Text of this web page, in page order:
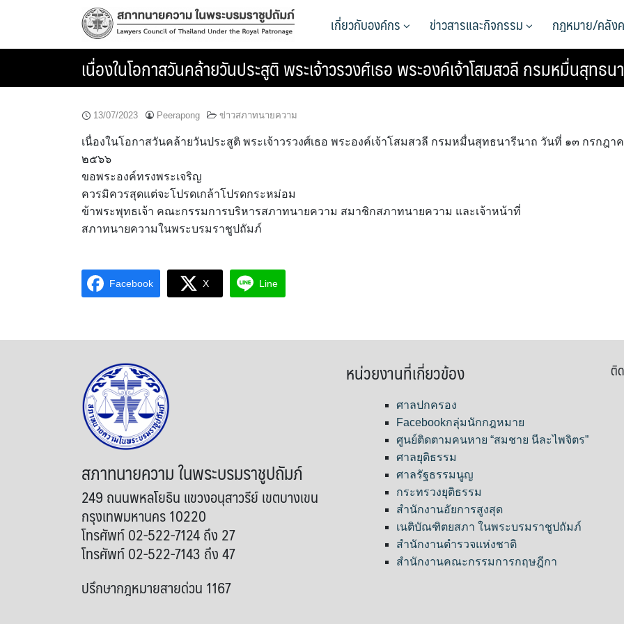
เกี่ยวกับองค์กร ข่าวสารและกิจกรรม กฎหมาย/คลัง
เนื่องในโอกาสวันคล้ายวันประสูติ พระเจ้าวรวงศ์เธอ พระองค์เจ้าโสมสวลี กรมหมื่นสุทธน
13/07/2023 Peerapong ข่าวสภาทนายความ
เนื่องในโอกาสวันคล้ายวันประสูติ พระเจ้าวรวงศ์เธอ พระองค์เจ้าโสมสวลี กรมหมื่นสุทธนารีนาถ วันที่ ๑๓ กรกฎา
๒๕๖๖
ขอพระองค์ทรงพระเจริญ
ควรมิควรสุดแต่จะโปรดเกล้าโปรดกระหม่อม
ข้าพระพุทธเจ้า คณะกรรมการบริหารสภาทนายความ สมาชิกสภาทนายความ และเจ้าหน้าที่
สภาทนายความในพระบรมราชูปถัมภ์
Facebook X Line
สภาทนายความ ในพระบรมราชูปถัมภ์
249 ถนนพหลโยธิน แขวงอนุสาวรีย์ เขตบางเขน
กรุงเทพมหานคร 10220
โทรศัพท์ 02-522-7124 ถึง 27
โทรศัพท์ 02-522-7143 ถึง 47
ปรึกษากฎหมายสายด่วน 1167
หน่วยงานที่เกี่ยวข้อง
ศาลปกครอง
Facebookกลุ่มนักกฎหมาย
ศูนย์ติดตามคนหาย “สมชาย นีละไพจิตร”
ศาลยุติธรรม
ศาลรัฐธรรมนูญ
กระทรวงยุติธรรม
สำนักงานอัยการสูงสุด
เนติบัณฑิตยสภา ในพระบรมราชูปถัมภ์
สำนักงานตำรวจแห่งชาติ
สำนักงานคณะกรรมการกฤษฎีกา
ติ